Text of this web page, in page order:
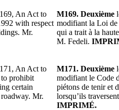
An Act to
with respect
Mr.
M169. Deuxième
modifiant la Loi de
qui a trait à la
M. Fedeli.
An Act to
prohibit
certain
Mr.
M171. Deuxième
modifiant le Code
piétons de tenir et
lorsqu’ils
IMPRIMÉ.